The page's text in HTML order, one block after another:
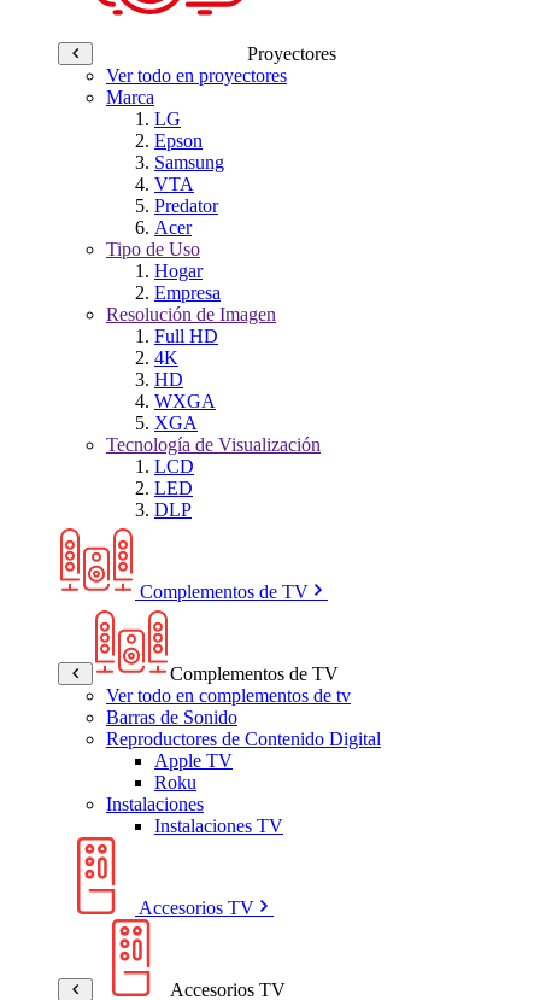
Proyectores
Ver todo en proyectores
Marca
LG
Epson
Samsung
VTA
Predator
Acer
Tipo de Uso
Hogar
Empresa
Resolución de Imagen
Full HD
4K
HD
WXGA
XGA
Tecnología de Visualización
LCD
LED
DLP
Complementos de TV
Complementos de TV
Ver todo en complementos de tv
Barras de Sonido
Reproductores de Contenido Digital
Apple TV
Roku
Instalaciones
Instalaciones TV
Accesorios TV
Accesorios TV